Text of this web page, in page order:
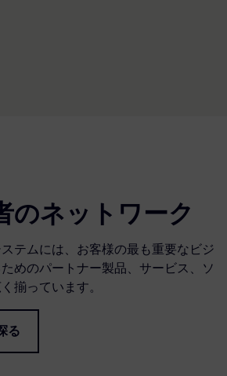
のネットワーク
テムには、お客様の最も重要なビジ
めのパートナー製品、サービス、ソ
揃っています。
る